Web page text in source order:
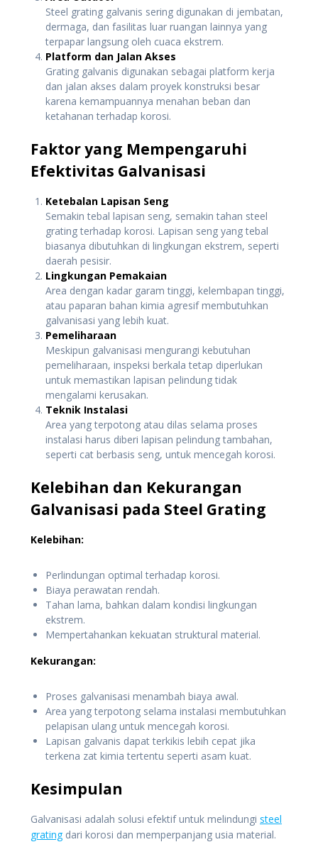
Steel grating galvanis sering digunakan di jembatan,
dermaga, dan fasilitas luar ruangan lainnya yang
terpapar langsung oleh cuaca ekstrem.
Platform dan Jalan Akses
Grating galvanis digunakan sebagai platform kerja
dan jalan akses dalam proyek konstruksi besar
karena kemampuannya menahan beban dan
ketahanan terhadap korosi.
Faktor yang Mempengaruhi
Efektivitas Galvanisasi
Ketebalan Lapisan Seng
Semakin tebal lapisan seng, semakin tahan steel
grating terhadap korosi. Lapisan seng yang tebal
biasanya dibutuhkan di lingkungan ekstrem, seperti
daerah pesisir.
Lingkungan Pemakaian
Area dengan kadar garam tinggi, kelembapan tinggi,
atau paparan bahan kimia agresif membutuhkan
galvanisasi yang lebih kuat.
Pemeliharaan
Meskipun galvanisasi mengurangi kebutuhan
pemeliharaan, inspeksi berkala tetap diperlukan
untuk memastikan lapisan pelindung tidak
mengalami kerusakan.
Teknik Instalasi
Area yang terpotong atau dilas selama proses
instalasi harus diberi lapisan pelindung tambahan,
seperti cat berbasis seng, untuk mencegah korosi.
Kelebihan dan Kekurangan
Galvanisasi pada Steel Grating
Kelebihan:
Perlindungan optimal terhadap korosi.
Biaya perawatan rendah.
Tahan lama, bahkan dalam kondisi lingkungan
ekstrem.
Mempertahankan kekuatan struktural material.
Kekurangan:
Proses galvanisasi menambah biaya awal.
Area yang terpotong selama instalasi membutuhkan
pelapisan ulang untuk mencegah korosi.
Lapisan galvanis dapat terkikis lebih cepat jika
terkena zat kimia tertentu seperti asam kuat.
Kesimpulan
Galvanisasi adalah solusi efektif untuk melindungi steel
gratingdari korosi dan memperpanjang usia material.